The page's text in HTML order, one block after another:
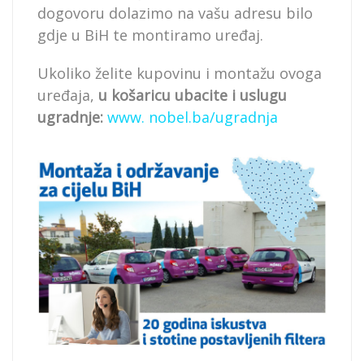
dogovoru dolazimo na vašu adresu bilo
gdje u BiH te montiramo uređaj.
Ukoliko želite kupovinu i montažu ovoga
uređaja, u košaricu ubacite i uslugu
ugradnje: www. nobel.ba/ugradnja